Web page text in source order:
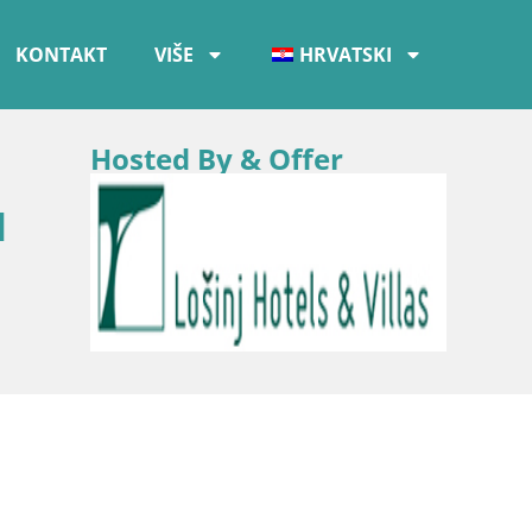
KONTAKT VIŠE HRVATSKI
Hosted By & Offer